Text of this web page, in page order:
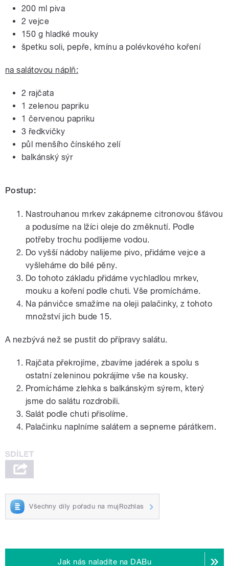
200 ml piva
2 vejce
150 g hladké mouky
špetku soli, pepře, kmínu a polévkového koření
na salátovou náplň:
2 rajčata
1 zelenou papriku
1 červenou papriku
3 ředkvičky
půl menšího čínského zelí
balkánský sýr
Postup:
Nastrouhanou mrkev zakápneme citronovou šťávou
a podusíme na lžíci oleje do změknutí. Podle
potřeby trochu podlijeme vodou.
Do vyšší nádoby nalijeme pivo, přidáme vejce a
vyšleháme do bílé pěny.
Do tohoto základu přidáme vychladlou mrkev,
mouku a koření podle chuti. Vše promícháme.
Na pánvičce smažíme na oleji palačinky, z tohoto
množství jich bude 15.
A nezbývá než se pustit do přípravy salátu.
Rajčata překrojíme, zbavíme jadérek a spolu s
ostatní zeleninou pokrájíme vše na kousky.
Promícháme zlehka s balkánským sýrem, který
jsme do salátu rozdrobili.
Salát podle chuti přisolíme.
Palačinku naplníme salátem a sepneme párátkem.
Všechny díly pořadu na mujRozhlas
Jak nás naladíte na DABu